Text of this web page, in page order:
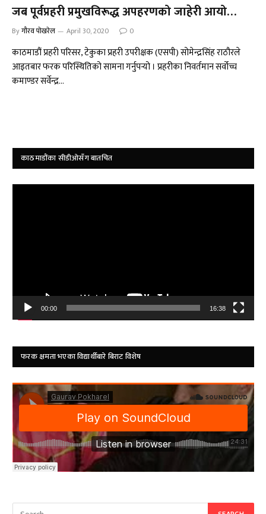
जब पूर्वप्रहरी प्रमुखविरूद्ध अपहरणको जाहेरी आयो…
Byगौरव पोखरेल April 30, 2020 0
काठमाडौं प्रहरी परिसर, टेकुका प्रहरी उपरीक्षक (एसपी) सोमेन्द्रसिंह राठौरले
आइतबार फरक परिस्थितिको सामना गर्नुपर्‍यो । प्रहरीका निवर्तमान सर्वोच्च
कमाण्डर सर्वेन्द्र…
काठमाडौंका सीडीओसँग बातचित
00:00 16:38
फरक क्षमता भएका विद्यार्थीबारे बिराट विशेष